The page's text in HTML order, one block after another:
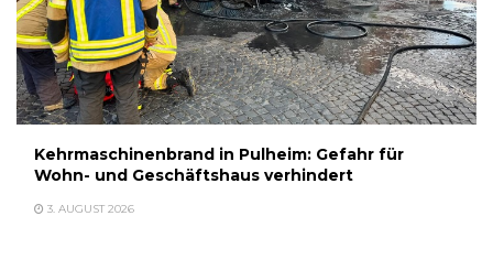
Kehrmaschinenbrand in Pulheim: Gefahr für
Wohn- und Geschäftshaus verhindert
3. AUGUST 2026